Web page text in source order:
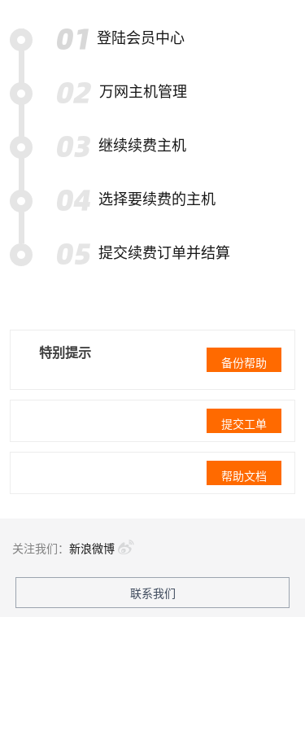
登陆会员中心
万网主机管理
继续续费主机
选择要续费的主机
提交续费订单并结算
特别提示
备份帮助
提交工单
帮助文档